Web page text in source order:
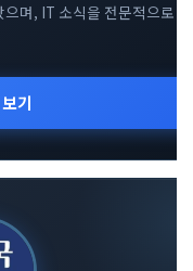
며, IT 소식을 전문적으로
기